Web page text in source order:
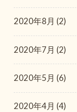
2020年8月 (2)
2020年7月 (2)
2020年5月 (6)
2020年4月 (4)